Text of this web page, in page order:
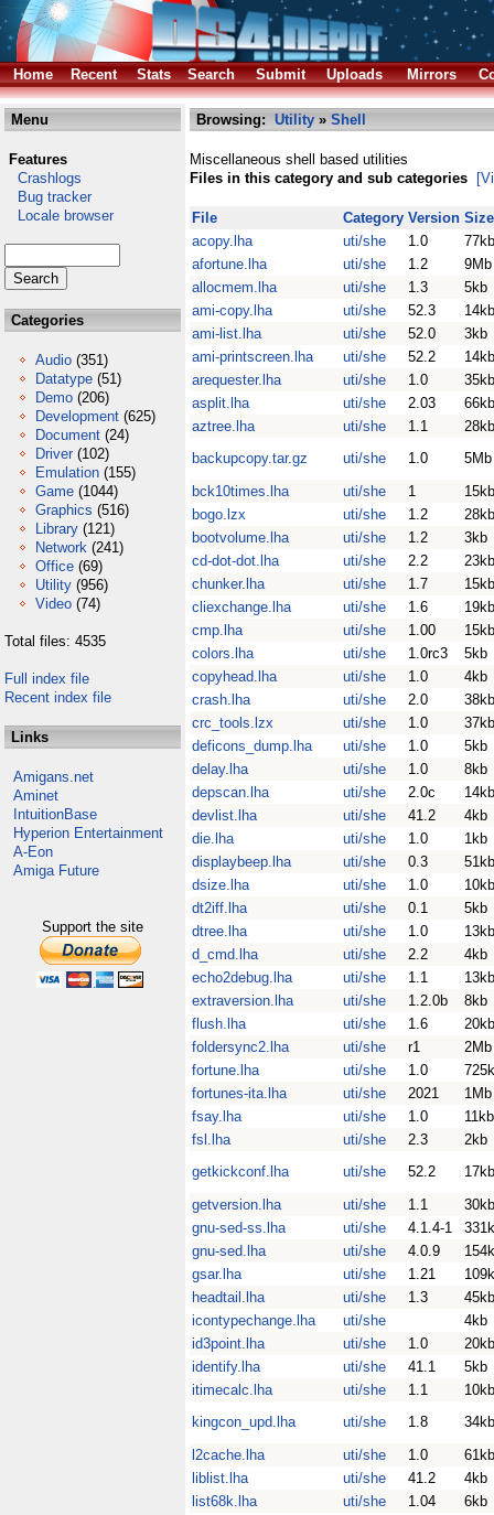
Home Recent Stats Search Submit Uploads Mirrors
Menu
Features
Crashlogs
Bug tracker
Locale browser
Categories
Audio (351)
Datatype (51)
Demo (206)
Development (625)
Document (24)
Driver (102)
Emulation (155)
Game (1044)
Graphics (516)
Library (121)
Network (241)
Office (69)
Utility (956)
Video (74)
Total files: 4535
Full index file
Recent index file
Links
Amigans.net
Aminet
IntuitionBase
Hyperion Entertainment
A-Eon
Amiga Future
Support the site
Browsing: Utility » Shell
Miscellaneous shell based utilities
Files in this category and sub categories
File Category Version Size
acopy.lha
uti/she 1.0
77kb
afortune.lha
uti/she 1.2
9Mb
allocmem.lha
uti/she 1.3
5kb
ami-copy.lha
uti/she 52.3
14kb
ami-list.lha
uti/she 52.0
3kb
ami-printscreen.lha
uti/she 52.2
14kb
arequester.lha
uti/she 1.0
35kb
asplit.lha
uti/she 2.03
66kb
aztree.lha
uti/she 1.1
28kb
backupcopy.tar.gz
uti/she 1.0
5Mb
bck10times.lha
uti/she 1
15kb
bogo.lzx
uti/she 1.2
28kb
bootvolume.lha
uti/she 1.2
3kb
cd-dot-dot.lha
uti/she 2.2
23kb
chunker.lha
uti/she 1.7
15kb
cliexchange.lha
uti/she 1.6
19kb
cmp.lha
uti/she 1.00
15kb
colors.lha
uti/she 1.0rc3
5kb
copyhead.lha
uti/she 1.0
4kb
crash.lha
uti/she 2.0
38kb
crc_tools.lzx
uti/she 1.0
37kb
deficons_dump.lha
uti/she 1.0
5kb
delay.lha
uti/she 1.0
8kb
depscan.lha
uti/she 2.0c
14kb
devlist.lha
uti/she 41.2
4kb
die.lha
uti/she 1.0
1kb
displaybeep.lha
uti/she 0.3
51kb
dsize.lha
uti/she 1.0
10kb
dt2iff.lha
uti/she 0.1
5kb
dtree.lha
uti/she 1.0
13kb
d_cmd.lha
uti/she 2.2
4kb
echo2debug.lha
uti/she 1.1
13kb
extraversion.lha
uti/she 1.2.0b
8kb
flush.lha
uti/she 1.6
20kb
foldersync2.lha
uti/she r1
2Mb
fortune.lha
uti/she 1.0
fortunes-ita.lha
uti/she 2021
1Mb
fsay.lha
uti/she 1.0
11kb
fsl.lha
uti/she 2.3
2kb
getkickconf.lha
uti/she 52.2
17kb
getversion.lha
uti/she 1.1
30kb
gnu-sed-ss.lha
uti/she 4.1.4-1
gnu-sed.lha
uti/she 4.0.9
gsar.lha
uti/she 1.21
headtail.lha
uti/she 1.3
45kb
icontypechange.lha
uti/she
4kb
id3point.lha
uti/she 1.0
20kb
identify.lha
uti/she 41.1
5kb
itimecalc.lha
uti/she 1.1
10kb
kingcon_upd.lha
uti/she 1.8
34kb
l2cache.lha
uti/she 1.0
61kb
liblist.lha
uti/she 41.2
4kb
list68k.lha
uti/she 1.04
6kb